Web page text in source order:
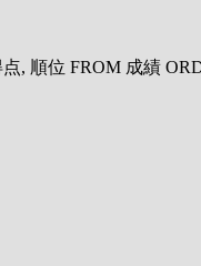
点, 順位 FROM 成績